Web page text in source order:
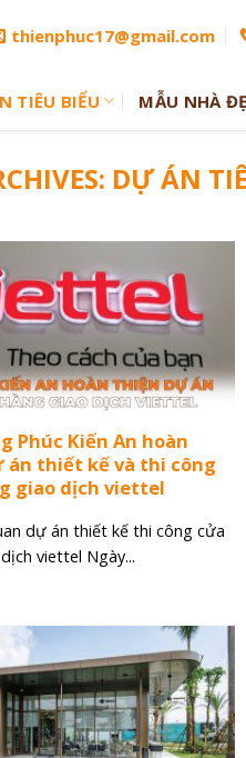
thienphuc17@gmail.com
TIÊU BIỂU MẪU NHÀ
DỰ ÁN
Phúc Kiến An hoàn
án thiết kế và thi công
giao dịch viettel
dự án thiết kế thi công cửa
viettel Ngày...